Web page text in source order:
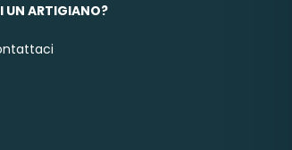
UN ARTIGIANO?